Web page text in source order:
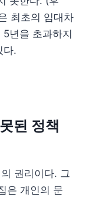
최초의 임대차
년을 초과하지
다.
된 정책
권리이다. 그
은 개인의 문